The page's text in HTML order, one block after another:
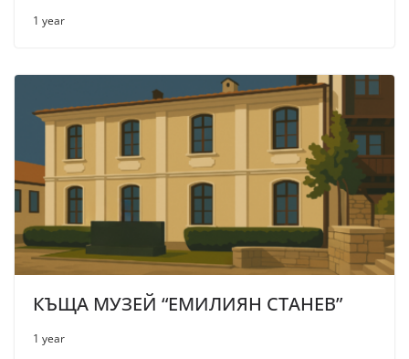
1 year
КЪЩА МУЗЕЙ “ЕМИЛИЯН СТАНЕВ”
1 year